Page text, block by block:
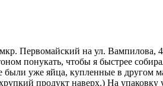
Первомайский на ул.
понукать, чтобы я быстрее
уже яйца, купленные в другом
продукт наверх.) На